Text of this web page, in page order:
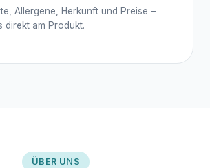
Allergene, Herkunft und Preise –
direkt am Produkt.
ÜBER UNS